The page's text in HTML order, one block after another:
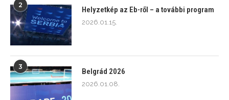
2
Helyzetkép az Eb-ről – a további program
2026.01.15.
3
Belgrád 2026
2026.01.08.